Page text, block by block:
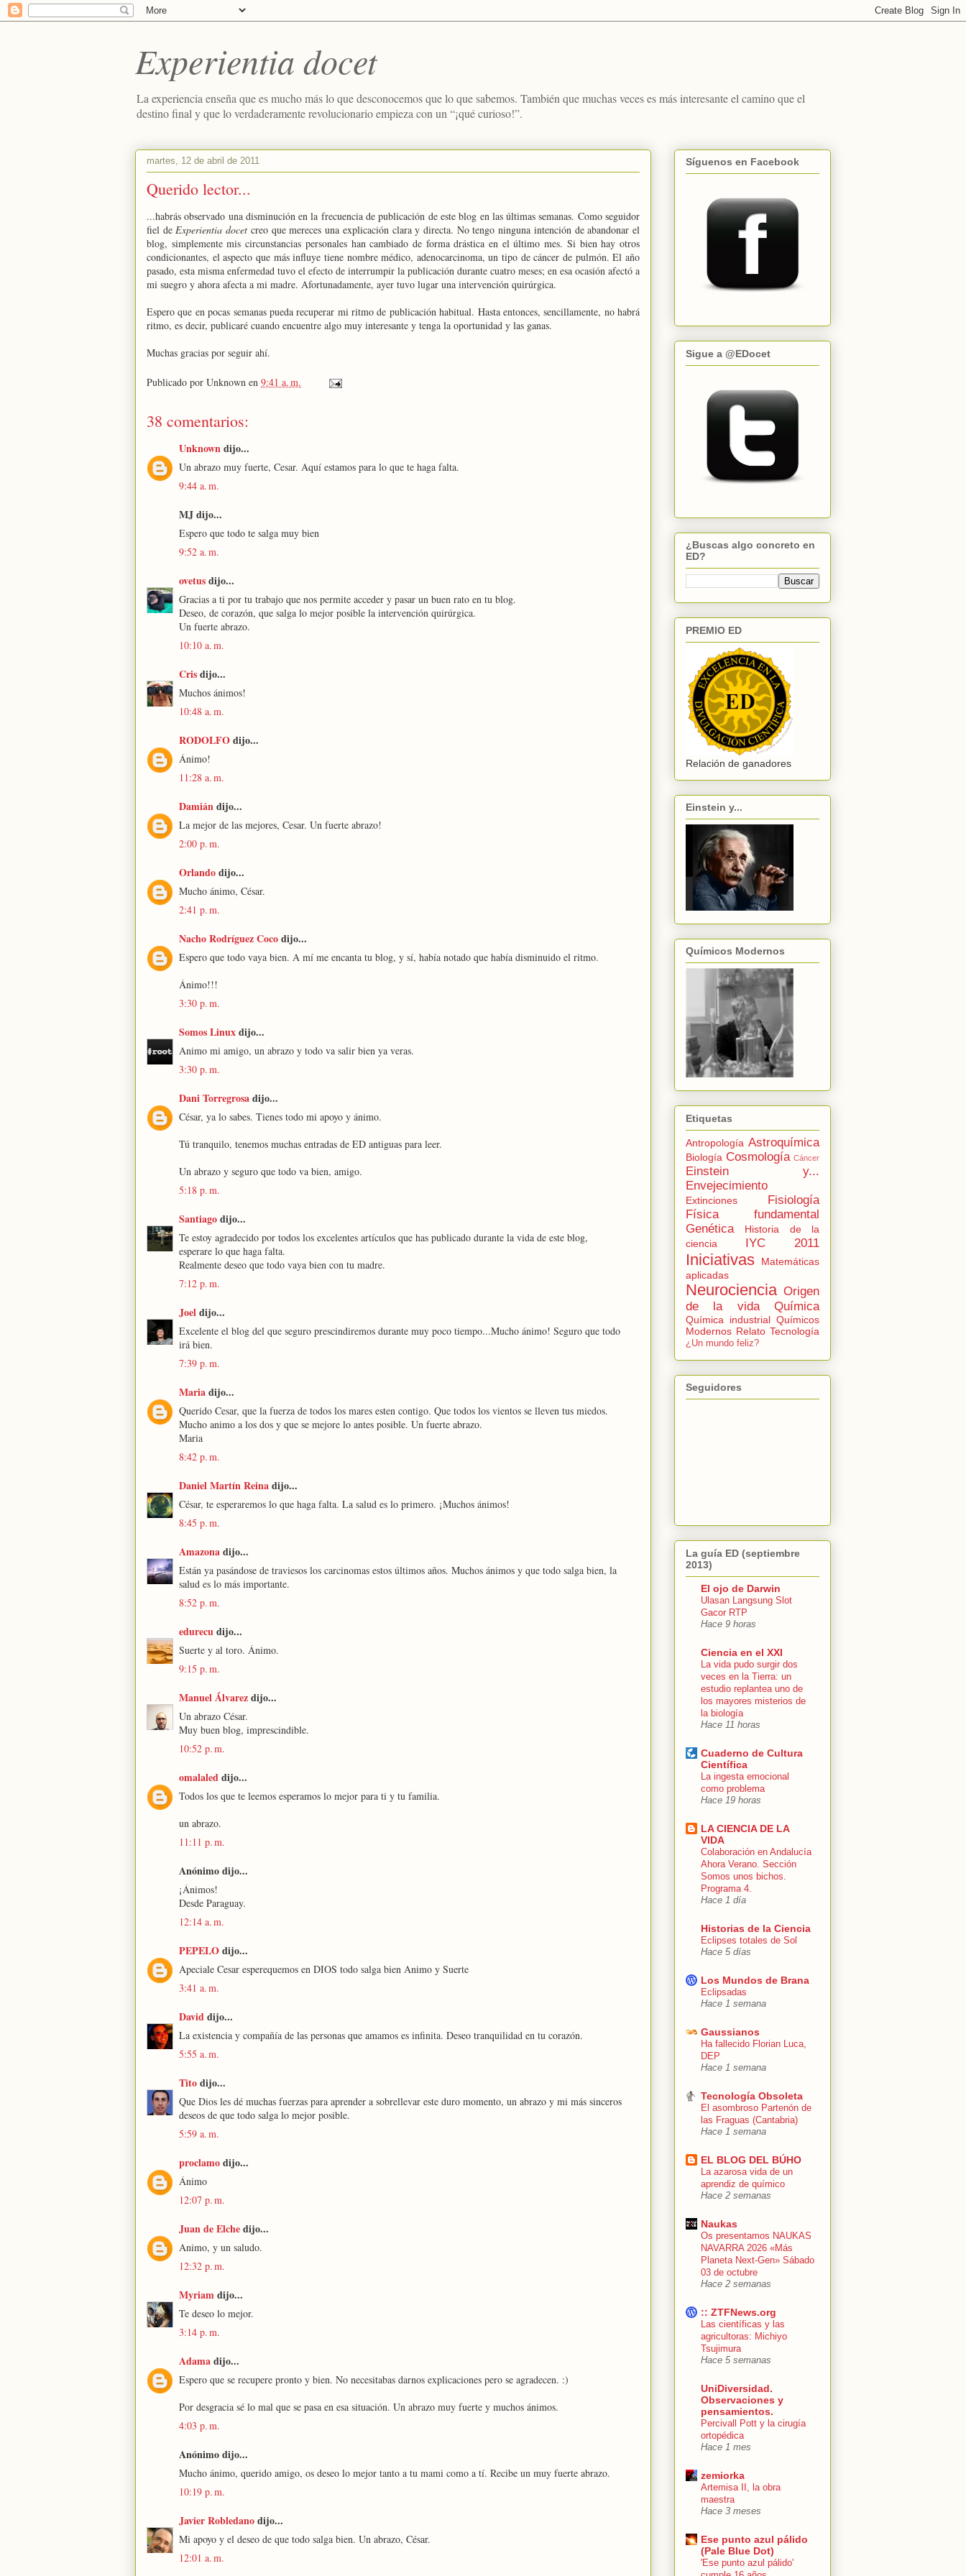
Experientia docet
La experiencia enseña que es mucho más lo que desconocemos que lo que sabemos. También que muchas veces es más interesante el camino que el
destino final y que lo verdaderamente revolucionario empieza con un “¡qué curioso!”.
martes, 12 de abril de 2011
Querido lector...
...habrás observado una disminución en la frecuencia de publicación de este blog en las últimas semanas. Como seguidor
fiel deExperientia docet creo que mereces una explicación clara y directa. No tengo ninguna intención de abandonar el
blog, simplemente mis circunstancias personales han cambiado de forma drástica en el último mes. Si bien hay otros
condicionantes, el aspecto que más influye tiene nombre médico, adenocarcinoma, un tipo de cáncer de pulmón. El año
pasado, esta misma enfermedad tuvo el efecto de interrumpir la publicación durante cuatro meses; en esa ocasión afectó a
mi suegro y ahora afecta a mi madre. Afortunadamente, ayer tuvo lugar una intervención quirúrgica.
Espero que en pocas semanas pueda recuperar mi ritmo de publicación habitual. Hasta entonces, sencillamente, no habrá
ritmo, es decir, publicaré cuando encuentre algo muy interesante y tenga la oportunidad y las ganas.
Muchas gracias por seguir ahí.
Publicado por Unknown en 9:41 a. m.
38 comentarios:
Unknowndijo...
Un abrazo muy fuerte, Cesar. Aquí estamos para lo que te haga falta.
9:44 a. m.
MJ dijo...
Espero que todo te salga muy bien
9:52 a. m.
ovetusdijo...
Gracias a ti por tu trabajo que nos permite acceder y pasar un buen rato en tu blog.
Deseo, de corazón, que salga lo mejor posible la intervención quirúrgica.
Un fuerte abrazo.
10:10 a. m.
Crisdijo...
Muchos ánimos!
10:48 a. m.
RODOLFOdijo...
Ánimo!
11:28 a. m.
Damiándijo...
La mejor de las mejores, Cesar. Un fuerte abrazo!
2:00 p. m.
Orlandodijo...
Mucho ánimo, César.
2:41 p. m.
Nacho Rodríguez Cocodijo...
Espero que todo vaya bien. A mí me encanta tu blog, y sí, había notado que había disminuido el ritmo.
Ánimo!!!
3:30 p. m.
Somos Linuxdijo...
Animo mi amigo, un abrazo y todo va salir bien ya veras.
3:30 p. m.
Dani Torregrosadijo...
César, ya lo sabes. Tienes todo mi apoyo y ánimo.
Tú tranquilo, tenemos muchas entradas de ED antiguas para leer.
Un abrazo y seguro que todo va bien, amigo.
5:18 p. m.
Santiagodijo...
Te estoy agradecido por todos los excelentes artículos que has publicado durante la vida de este blog,
esperare lo que haga falta.
Realmente deseo que todo vaya bien con tu madre.
7:12 p. m.
Joeldijo...
Excelente el blog del que seguro prescindiremos durante muy poco tiempo...Mucho ánimo! Seguro que todo
irá bien.
7:39 p. m.
Mariadijo...
Querido Cesar, que la fuerza de todos los mares esten contigo. Que todos los vientos se lleven tus miedos.
Mucho animo a los dos y que se mejore lo antes posible. Un fuerte abrazo.
Maria
8:42 p. m.
Daniel Martín Reinadijo...
César, te esperaremos lo que haga falta. La salud es lo primero. ¡Muchos ánimos!
8:45 p. m.
Amazonadijo...
Están ya pasándose de traviesos los carcinomas estos últimos años. Muchos ánimos y que todo salga bien, la
salud es lo más importante.
8:52 p. m.
edurecudijo...
Suerte y al toro. Ánimo.
9:15 p. m.
Manuel Álvarezdijo...
Un abrazo César.
Muy buen blog, imprescindible.
10:52 p. m.
omalaleddijo...
Todos los que te leemos esperamos lo mejor para ti y tu familia.
un abrazo.
11:11 p. m.
Anónimo dijo...
¡Ánimos!
Desde Paraguay.
12:14 a. m.
PEPELOdijo...
Apeciale Cesar esperequemos en DIOS todo salga bien Animo y Suerte
3:41 a. m.
Daviddijo...
La existencia y compañía de las personas que amamos es infinita. Deseo tranquilidad en tu corazón.
5:55 a. m.
Titodijo...
Que Dios les dé muchas fuerzas para aprender a sobrellevar este duro momento, un abrazo y mi más sinceros
deseos de que todo salga lo mejor posible.
5:59 a. m.
proclamodijo...
Ánimo
12:07 p. m.
Juan de Elchedijo...
Animo, y un saludo.
12:32 p. m.
Myriamdijo...
Te deseo lo mejor.
3:14 p. m.
Adamadijo...
Espero que se recupere pronto y bien. No necesitabas darnos explicaciones pero se agradecen. :)
Por desgracia sé lo mal que se pasa en esa situación. Un abrazo muy fuerte y muchos ánimos.
4:03 p. m.
Anónimo dijo...
Mucho ánimo, querido amigo, os deseo lo mejor tanto a tu mami como a tí. Recibe un muy fuerte abrazo.
10:19 p. m.
Javier Robledanodijo...
Mi apoyo y el deseo de que todo salga bien. Un abrazo, César.
12:01 a. m.
Síguenos en Facebook
Sigue a @EDocet
¿Buscas algo concreto en
ED?
PREMIO ED
Relación de ganadores
Einstein y...
Químicos Modernos
Etiquetas
Antropología Astroquímica
Biología Cosmología Cáncer
Einstein y...
Envejecimiento
Extinciones
Fisiología
Física fundamental
Genética
Historia de la
ciencia
IYC 2011
Iniciativas
Matemáticas
aplicadas
Neurociencia Origen
de la vida
Química
Química industrial Químicos
Modernos Relato Tecnología
¿Un mundo feliz?
Seguidores
La guía ED (septiembre
2013)
El ojo de Darwin
Ulasan Langsung Slot
Gacor RTP
Hace 9 horas
Ciencia en el XXI
La vida pudo surgir dos
veces en la Tierra: un
estudio replantea uno de
los mayores misterios de
la biología
Hace 11 horas
Cuaderno de Cultura
Científica
La ingesta emocional
como problema
Hace 19 horas
LA CIENCIA DE LA
VIDA
Colaboración en Andalucía
Ahora Verano. Sección
Somos unos bichos.
Programa 4.
Hace 1 día
Historias de la Ciencia
Eclipses totales de Sol
Hace 5 días
Los Mundos de Brana
Eclipsadas
Hace 1 semana
Gaussianos
Ha fallecido Florian Luca,
DEP
Hace 1 semana
Tecnología Obsoleta
El asombroso Partenón de
las Fraguas (Cantabria)
Hace 1 semana
EL BLOG DEL BÚHO
La azarosa vida de un
aprendiz de químico
Hace 2 semanas
Naukas
Os presentamos NAUKAS
NAVARRA 2026 «Más
Planeta Next-Gen» Sábado
03 de octubre
Hace 2 semanas
:: ZTFNews.org
Las científicas y las
agricultoras: Michiyo
Tsujimura
Hace 5 semanas
UniDiversidad.
Observaciones y
pensamientos.
Percivall Pott y la cirugía
ortopédica
Hace 1 mes
zemiorka
Artemisa II, la obra
maestra
Hace 3 meses
Ese punto azul pálido
(Pale Blue Dot)
'Ese punto azul pálido'